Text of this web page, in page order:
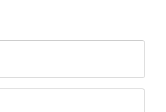
et de terrasses avec
clark/
simple, maison au cœur du
(drap et couverture sont